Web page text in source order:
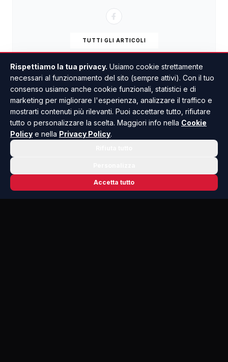
TUTTI GLI ARTICOLI
Rispettiamo la tua privacy. Usiamo cookie strettamente
necessari al funzionamento del sito (sempre attivi). Con il tuo
consenso usiamo anche cookie funzionali, statistici e di
marketing per migliorare l'esperienza, analizzare il traffico e
mostrarti contenuti più rilevanti. Puoi accettare tutto, rifiutare
tutto o personalizzare la scelta. Maggiori info nella Cookie
Policy e nella Privacy Policy.
Accetta tutto